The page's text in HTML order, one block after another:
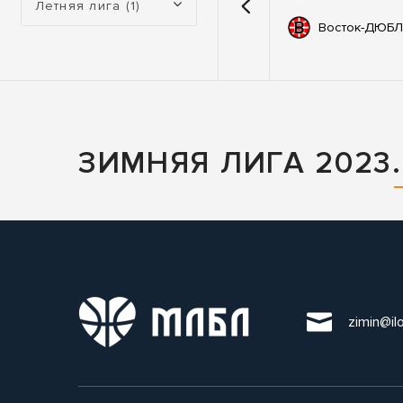
Летняя лига (1)
Восток-ДЮБЛ
ЗИМНЯЯ ЛИГА